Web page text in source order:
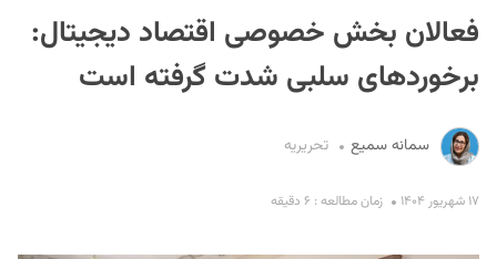
فعالان بخش خصوصی اقتصاد دیجیتال:
برخوردهای سلبی شدت گرفته است
سمانه سمیع تحریریه
۱۷ شهریور ۱۴۰۴ زمان مطالعه : ۶ دقیقه